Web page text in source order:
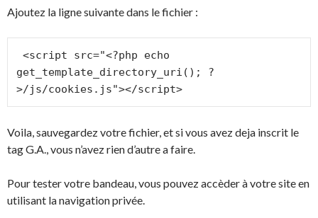
Ajoutez la ligne suivante dans le fichier :
get_template_directory_uri(); ?
>/js/cookies.js"></script>
Voila, sauvegardez votre fichier, et si vous avez deja inscrit le
tag G.A., vous n’avez rien d’autre a faire.
Pour tester votre bandeau, vous pouvez accèder à votre site en
utilisant la navigation privée.